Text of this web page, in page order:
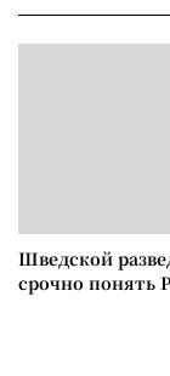
Шведской
срочно понять